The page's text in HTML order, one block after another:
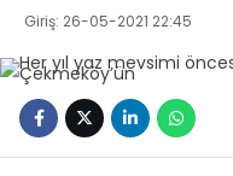
Giriş: 26-05-2021 22:45